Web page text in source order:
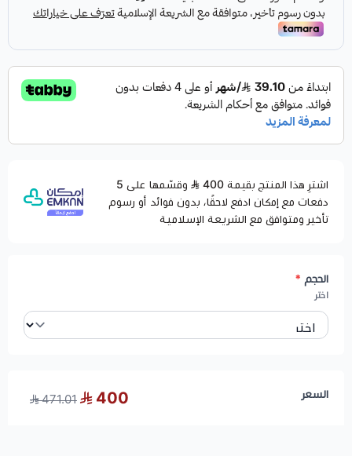
اشترِ هذا المنتج بقيمة 400
وقسّمها على 5
دفعات مع إمكان ادفع لاحقًا، بدون فوائد أو رسوم
تأخير ومتوافق مع الشريعة الإسلامية
الحجم *
اختر
السعر 400
471.01